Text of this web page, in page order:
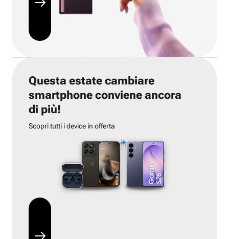
Questa estate cambiare
smartphone conviene ancora
di più!
Scopri tutti i device in offerta